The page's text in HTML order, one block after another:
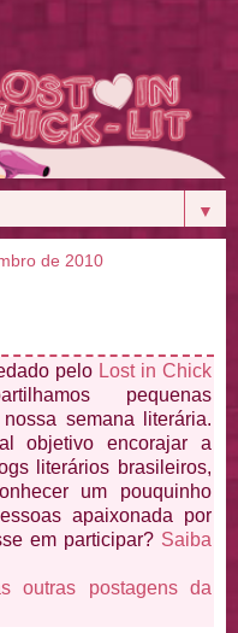
▼
de 2010
pelo Lost in Chick
pequenas
semana literária.
objetivo encorajar a
literários brasileiros,
um pouquinho
apaixonada por
em participar? Saiba
outras postagens da